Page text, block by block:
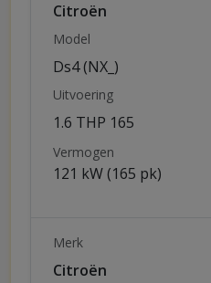
Citroën
Model
Ds4 (NX_)
Uitvoering
1.6 THP 165
Vermogen
121 kW (165 pk)
Merk
Citroën